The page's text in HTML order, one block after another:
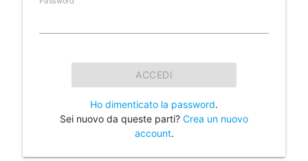
ACCEDI
Ho dimenticato la password.
Sei nuovo da queste parti? Crea un nuovo
account.